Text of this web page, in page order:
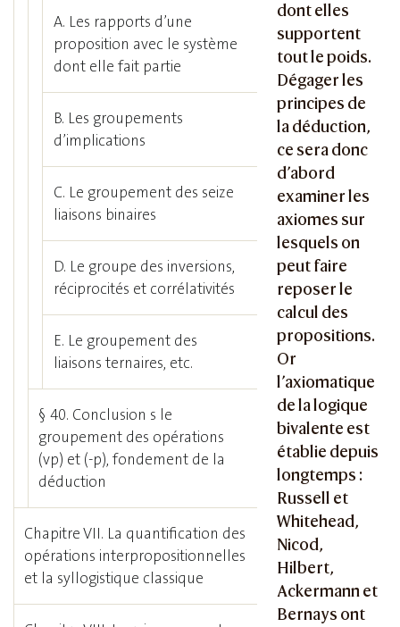
dont elles
supportent
tout le poids.
Dégager les
principes de
la déduction,
ce sera donc
d’abord
examiner les
axiomes sur
lesquels on
peut faire
reposer le
calcul des
propositions.
Or
l’axiomatique
de la logique
bivalente est
établie depuis
longtemps :
Russell et
Whitehead,
Nicod,
Hilbert,
Ackermann et
Bernays ont
A. Les rapports d’une
proposition avec le système
dont elle fait partie
B. Les groupements
d’implications
C. Le groupement des seize
liaisons binaires
D. Le groupe des inversions,
réciprocités et corrélativités
E. Le groupement des
liaisons ternaires, etc.
§ 40. Conclusion s le
groupement des opérations
(vp) et (-p), fondement de la
déduction
Chapitre VII. La quantification des
opérations interpropositionnelles
et la syllogistique classique